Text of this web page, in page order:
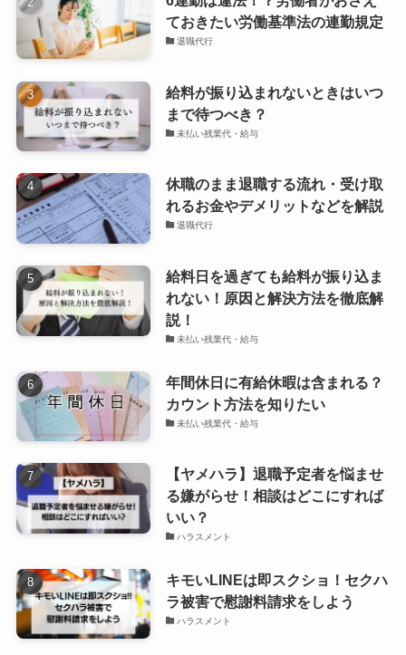
ておきたい労働基準法の連勤規定
退職代行
給料が振り込まれないときはいつ
まで待つべき？
未払い残業代・給与
休職のまま退職する流れ・受け取
れるお金やデメリットなどを解説
退職代行
給料日を過ぎても給料が振り込ま
れない！原因と解決方法を徹底解
説！
未払い残業代・給与
年間休日に有給休暇は含まれる？
カウント方法を知りたい
未払い残業代・給与
【ヤメハラ】退職予定者を悩ませ
る嫌がらせ！相談はどこにすれば
いい？
ハラスメント
キモいLINEは即スクショ！セクハ
ラ被害で慰謝料請求をしよう
ハラスメント